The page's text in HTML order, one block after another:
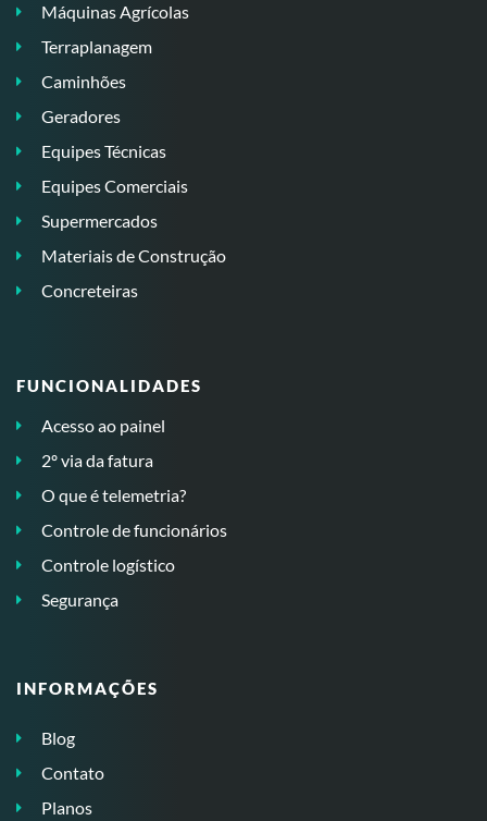
Máquinas Agrícolas
Terraplanagem
Caminhões
Geradores
Equipes Técnicas
Equipes Comerciais
Supermercados
Materiais de Construção
Concreteiras
FUNCIONALIDADES
Acesso ao painel
2º via da fatura
O que é telemetria?
Controle de funcionários
Controle logístico
Segurança
INFORMAÇÕES
Blog
Contato
Planos